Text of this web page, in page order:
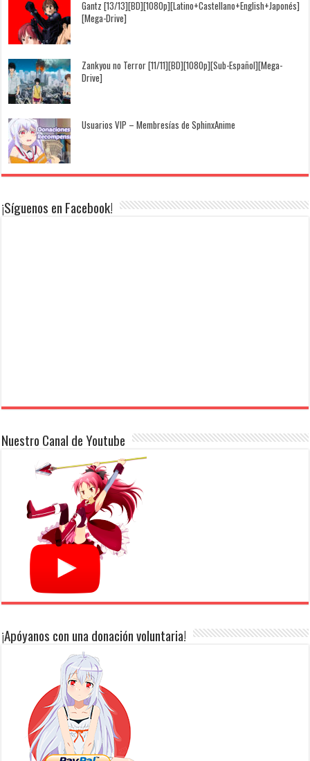
Gantz [13/13][BD][1080p][Latino+Castellano+English+Japonés]
[Mega-Drive]
Zankyou no Terror [11/11][BD][1080p][Sub-Español][Mega-
Drive]
Usuarios VIP – Membresías de SphinxAnime
¡Síguenos en Facebook!
Nuestro Canal de Youtube
¡Apóyanos con una donación voluntaria!